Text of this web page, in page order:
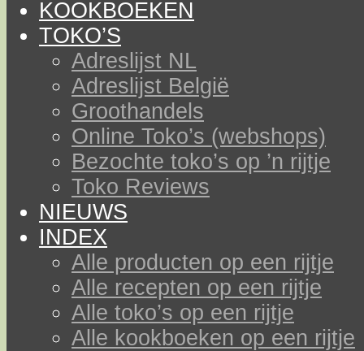
KOOKBOEKEN
TOKO’S
Adreslijst NL
Adreslijst België
Groothandels
Online Toko’s (webshops)
Bezochte toko’s op ’n rijtje
Toko Reviews
NIEUWS
INDEX
Alle producten op een rijtje
Alle recepten op een rijtje
Alle toko’s op een rijtje
Alle kookboeken op een rijtje